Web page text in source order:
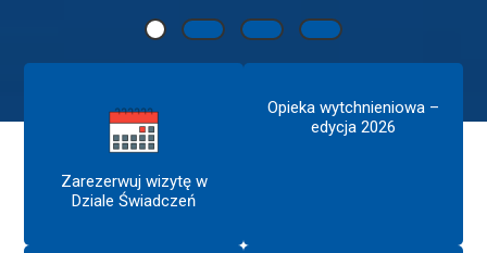
Zarezerwuj wizytę w
Dziale Świadczeń
Opieka wytchnieniowa –
edycja 2026